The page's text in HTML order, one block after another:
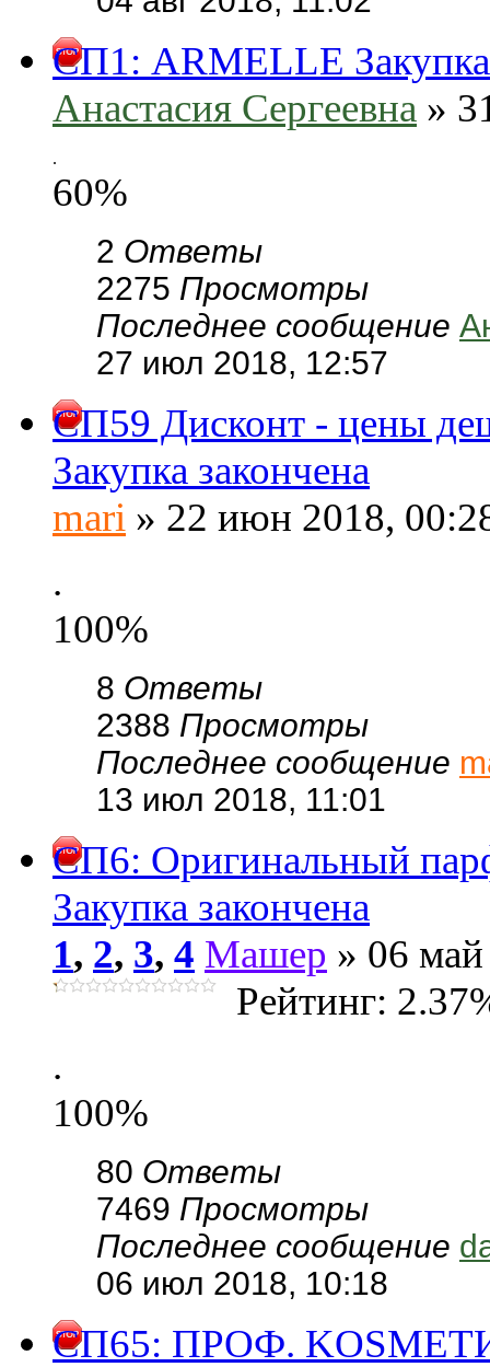
СП1: ARMELLE Закупка
Анастасия Сергеевна »
.
60%
2 Ответы
2275 Просмотры
Последнее сообщение
27 июл 2018, 12:57
СП59 Дисконт - цены
Закупка закончена
mari » 22 июн 2018,
.
100%
8 Ответы
2388 Просмотры
Последнее сообщение
13 июл 2018, 11:01
СП6: Оригинальный
Закупка закончена
1, 2, 3, 4 Машер » 06
Рейтинг:
.
100%
80 Ответы
7469 Просмотры
Последнее сообщение
06 июл 2018, 10:18
СП65: ПРОФ.